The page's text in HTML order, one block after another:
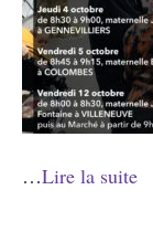
…Lire la suite